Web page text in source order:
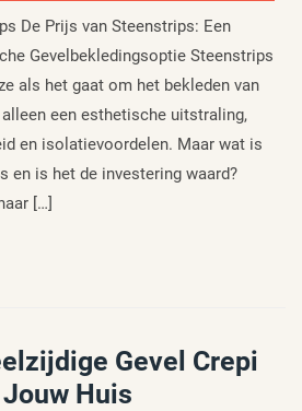
De Prijs van Steenstrips: Een
Gevelbekledingsoptie Steenstrips
als het gaat om het bekleden van
een esthetische uitstraling,
en isolatievoordelen. Maar wat is
en is het de investering waard?
[…]
Gevel Crepi
Huis